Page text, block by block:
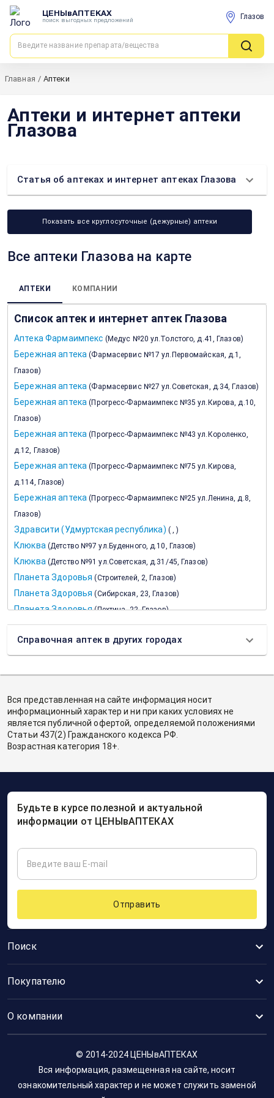
ЦЕНЫвАПТЕКАХ
поиск выгодных предложений Глазов
Главная / Аптеки
Аптеки и интернет аптеки
Глазова
Статья об аптеках и интернет аптеках Глазова
Показать все круглосуточные (дежурные) аптеки
Все аптеки Глазова на карте
АПТЕКИ КОМПАНИИ
Список аптек и интернет аптек Глазова
Аптека Фармаимпекс ( Медус №20 ул.Толстого, д.41, Глазов)
Бережная аптека (Фармасервис №17 ул.Первомайская, д.1,
Глазов)
Бережная аптека (Фармасервис №27 ул.Советская, д.34, Глазов)
Бережная аптека ( Прогресс-Фармаимпекс №35 ул.Кирова, д.10,
Глазов)
Бережная аптека ( Прогресс-Фармаимпекс №43 ул.Короленко,
д.12, Глазов)
Бережная аптека ( Прогресс-Фармаимпекс №75 ул.Кирова,
д.114, Глазов)
Бережная аптека ( Прогресс-Фармаимпекс №25 ул.Ленина, д.8,
Глазов)
Здравсити (Удмуртская республика) ( ,)
Клюква (Детство №97 ул.Буденного, д.10, Глазов)
Клюква (Детство №91 ул.Советская, д.31/45, Глазов)
Планета Здоровья (Строителей, 2, Глазов)
Планета Здоровья (Сибирская, 23, Глазов)
Планета Здоровья (Пехтина, 22, Глазов)
Планета Здоровья (Первомайская, 41А, Глазов)
Планета Здоровья (Короленко 12, Глазов)
Планета Здоровья (Кирова, 74, Глазов)
Планета Здоровья (Кирова, 18, Глазов)
Планета Здоровья ( площадь Свободы, 13, Глазов)
Планета Здоровья (Циолковского, 12, Глазов)
Планета Здоровья (Калинина, 6В, с.2, Глазов
Планета Здоровья
Справочная аптек в других городах
Вся представленная на сайте информация носит
информационный характер и ни при каких условиях не
является публичной офертой, определяемой положениями
Статьи 437(2) Гражданского кодекса РФ.
Возрастная категория 18+.
Поиск
Покупателю
О компании
Будьте в курсе полезной и актуальной
информации от ЦЕНЫвАПТЕКАХ
Отправить
© 2014-2024 ЦЕНЫвАПТЕКАХ
Вся информация, размещенная на сайте, носит
ознакомительный характер и не может служить заменой